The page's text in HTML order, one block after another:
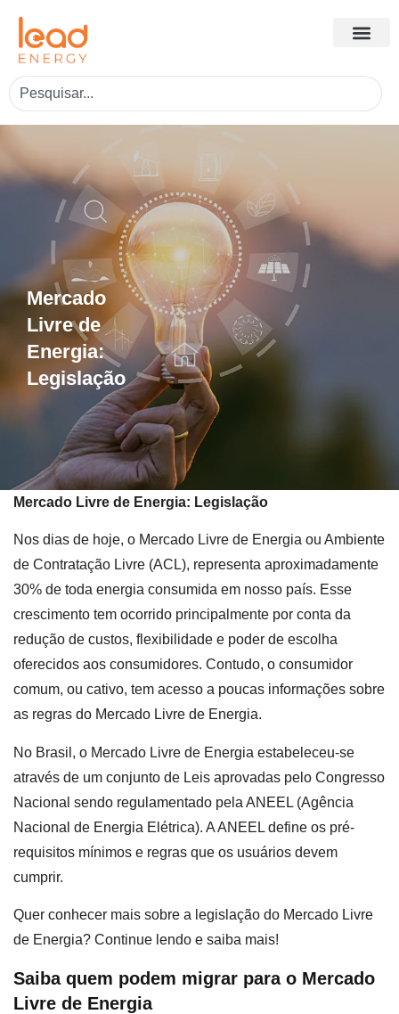
Mercado
Livre de
Energia:
Legislação
Mercado Livre de Energia: Legislação
Nos dias de hoje, o Mercado Livre de Energia ou Ambiente
de Contratação Livre (ACL), representa aproximadamente
30% de toda energia consumida em nosso país. Esse
crescimento tem ocorrido principalmente por conta da
redução de custos, flexibilidade e poder de escolha
oferecidos aos consumidores. Contudo, o consumidor
comum, ou cativo, tem acesso a poucas informações sobre
as regras do Mercado Livre de Energia.
No Brasil, o Mercado Livre de Energia estabeleceu-se
através de um conjunto de Leis aprovadas pelo Congresso
Nacional sendo regulamentado pela ANEEL (Agência
Nacional de Energia Elétrica). A ANEEL define os pré-
requisitos mínimos e regras que os usuários devem
cumprir.
Quer conhecer mais sobre a legislação do Mercado Livre
de Energia? Continue lendo e saiba mais!
Saiba quem podem migrar para o Mercado
Livre de Energia